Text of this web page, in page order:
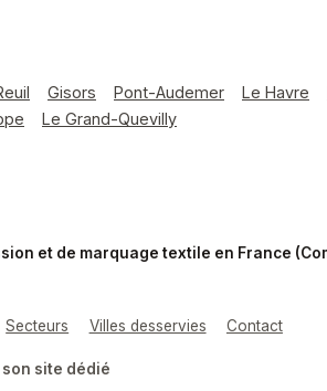
Gisors Pont-Audemer Le Havre
Le Grand-Quevilly
et de marquage textile en France
Secteurs Villes desservies Contact
site dédié